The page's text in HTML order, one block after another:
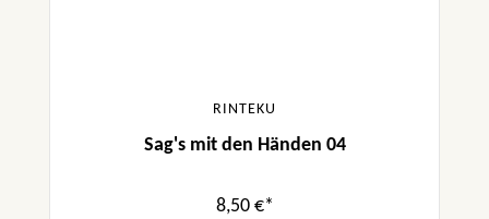
RINTEKU
Sag's mit den Händen 04
8,50 €*